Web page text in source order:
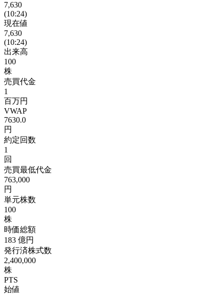
7,630
(10:24)
現在値
7,630
(10:24)
出来高
100
株
売買代金
1
百万円
VWAP
7630.0
円
約定回数
1
回
売買最低代金
763,000
円
単元株数
100
株
時価総額
183 億円
発行済株式数
2,400,000
株
PTS
始値